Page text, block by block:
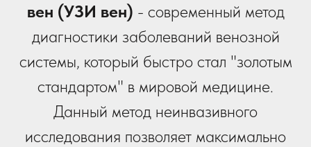
вен (УЗИ вен) - современный метод
диагностики заболеваний венозной
системы, который быстро стал "золотым
стандартом" в мировой медицине.
Данный метод неинвазивного
исследования позволяет максимально